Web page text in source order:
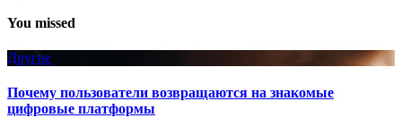
You missed
Другое
Почему пользователи возвращаются на знакомые
цифровые платформы